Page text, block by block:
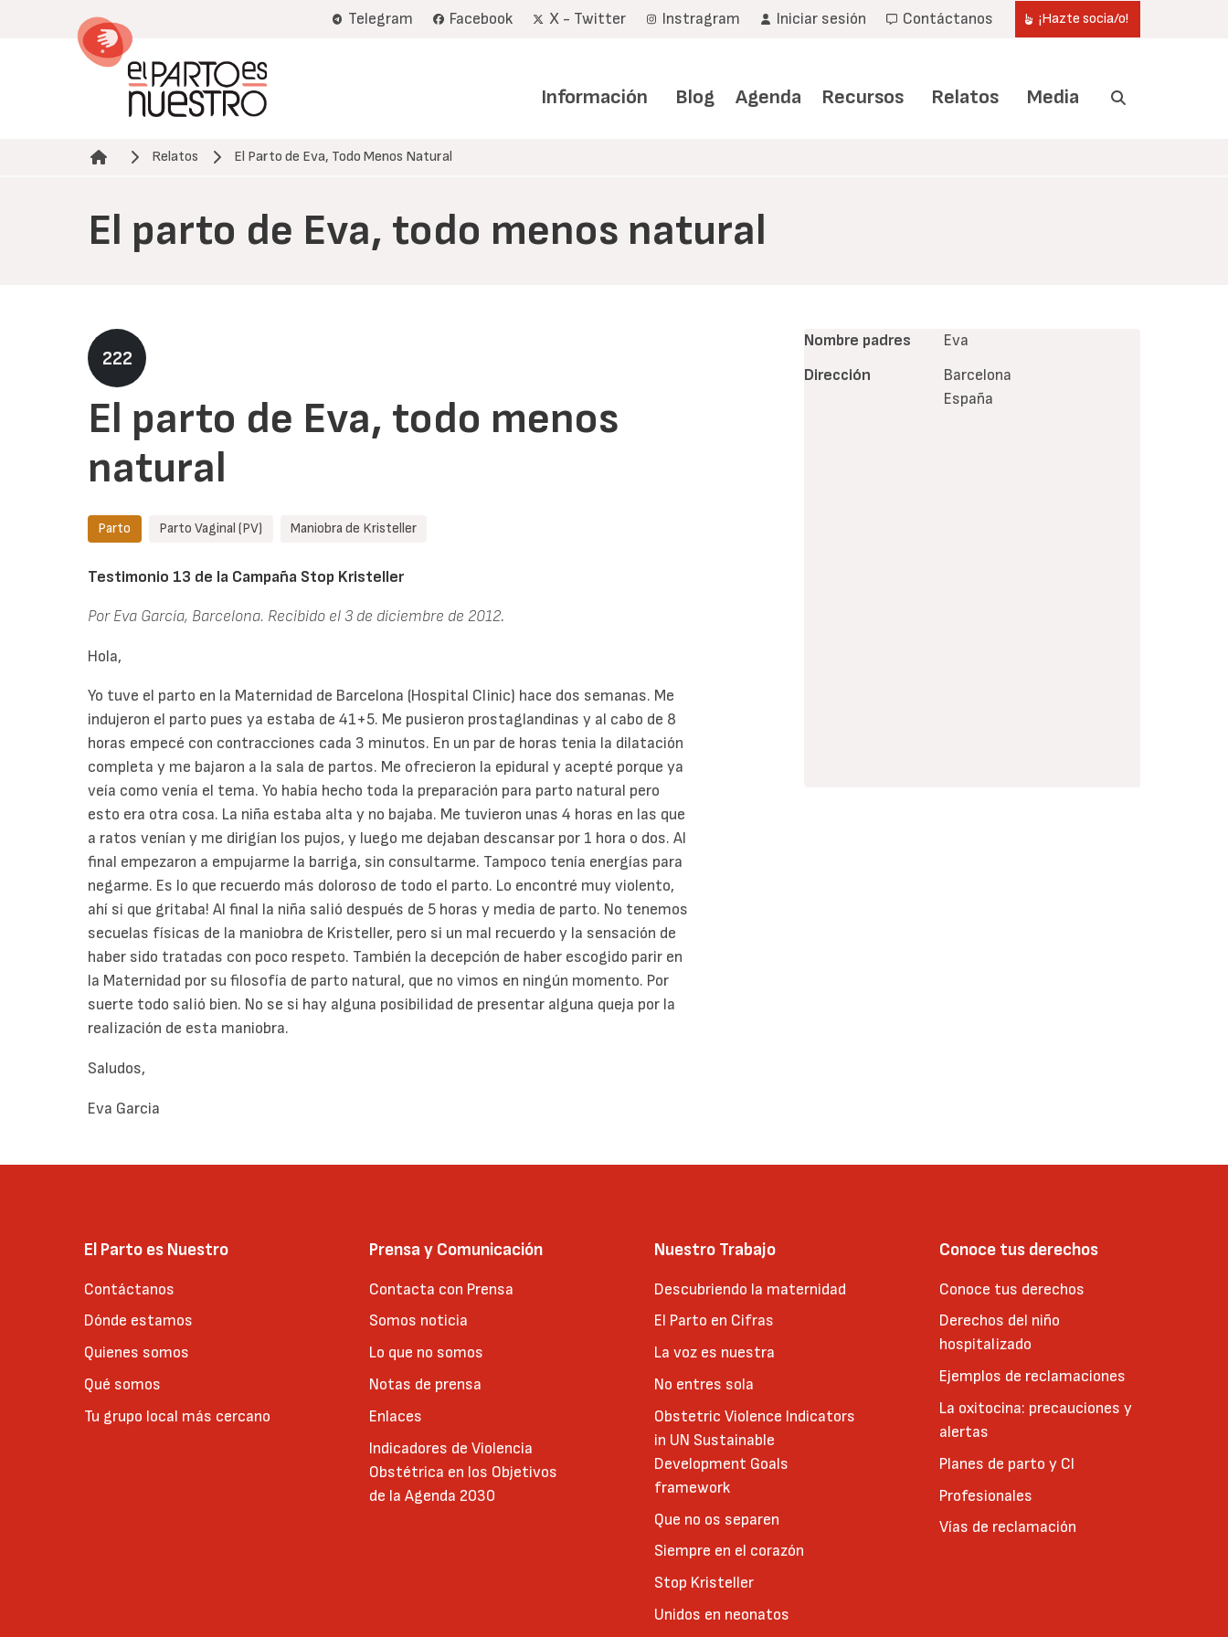
Telegram Facebook X - Twitter Instragram Iniciar sesión Contáctanos ¡Hazte socia/o!
Información Blog Agenda Recursos Relatos Media
Ruta de navegación
Relatos El Parto de Eva, Todo Menos Natural
El parto de Eva, todo menos natural
222
El parto de Eva, todo menos
natural
Parto Parto Vaginal (PV) Maniobra de Kristeller
Testimonio 13 de la Campaña Stop Kristeller
Por Eva García, Barcelona. Recibido el 3 de diciembre de 2012.
Hola,
Yo tuve el parto en la Maternidad de Barcelona (Hospital Clinic) hace dos semanas. Me
indujeron el parto pues ya estaba de 41+5. Me pusieron prostaglandinas y al cabo de 8
horas empecé con contracciones cada 3 minutos. En un par de horas tenia la dilatación
completa y me bajaron a la sala de partos. Me ofrecieron la epidural y acepté porque ya
veía como venía el tema. Yo había hecho toda la preparación para parto natural pero
esto era otra cosa. La niña estaba alta y no bajaba. Me tuvieron unas 4 horas en las que
a ratos venían y me dirigían los pujos, y luego me dejaban descansar por 1 hora o dos. Al
final empezaron a empujarme la barriga, sin consultarme. Tampoco tenía energías para
negarme. Es lo que recuerdo más doloroso de todo el parto. Lo encontré muy violento,
ahí si que gritaba! Al final la niña salió después de 5 horas y media de parto. No tenemos
secuelas físicas de la maniobra de Kristeller, pero si un mal recuerdo y la sensación de
haber sido tratadas con poco respeto. También la decepción de haber escogido parir en
la Maternidad por su filosofía de parto natural, que no vimos en ningún momento. Por
suerte todo salió bien. No se si hay alguna posibilidad de presentar alguna queja por la
realización de esta maniobra.
Saludos,
Eva Garcia
Nombre padres
Eva
Dirección
Barcelona
España
El Parto es Nuestro
Contáctanos
Dónde estamos
Quienes somos
Qué somos
Tu grupo local más cercano
Prensa y Comunicación
Contacta con Prensa
Somos noticia
Lo que no somos
Notas de prensa
Enlaces
Indicadores de Violencia
Obstétrica en los Objetivos
de la Agenda 2030
Nuestro Trabajo
Descubriendo la maternidad
El Parto en Cifras
La voz es nuestra
No entres sola
Obstetric Violence Indicators
in UN Sustainable
Development Goals
framework
Que no os separen
Siempre en el corazón
Stop Kristeller
Unidos en neonatos
Conoce tus derechos
Conoce tus derechos
Derechos del niño
hospitalizado
Ejemplos de reclamaciones
La oxitocina: precauciones y
alertas
Planes de parto y CI
Profesionales
Vías de reclamación